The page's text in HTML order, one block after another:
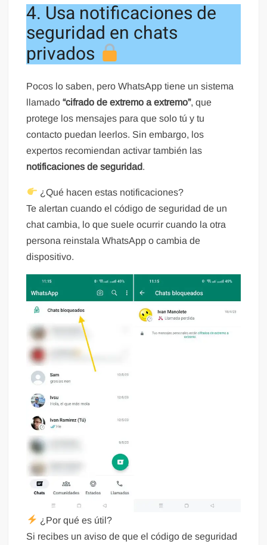
4. Usa notificaciones de
seguridad en chats
privados
Pocos lo saben, pero WhatsApp tiene un sistema
llamado“cifrado de extremo a extremo”, que
protege los mensajes para que solo tú y tu
contacto puedan leerlos. Sin embargo, los
expertos recomiendan activar también las
notificaciones de seguridad.
¿Qué hacen estas notificaciones?
Te alertan cuando el código de seguridad de un
chat cambia, lo que suele ocurrir cuando la otra
persona reinstala WhatsApp o cambia de
dispositivo.
¿Por qué es útil?
Si recibes un aviso de que el código de seguridad